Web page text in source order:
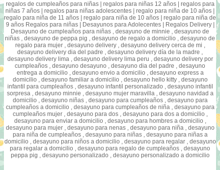
regalos de cumpleaños para niñas | regalos para niñas 12 años | regalos para
niñas 7 años | regalos para niñas adolescentes | regalo para niña de 10 años |
regalo para niña de 11 años | regalo para niña de 10 años | regalo para niña de
9 años Regalos para niñas | Desayunos para Adolecentes | Regalos Delivery |
Desayuno de cumpleaños para niñas , desayuno de minnie , desayuno de
niñas , desayuno de peppa pig , desayuno de regalo a domicilio , desayuno de
regalo para mujer , desayuno delivery , desayuno delivery cerca de mi ,
desayuno delivery dia del padre , desayuno delivery día de la madre ,
desayuno delivery lima , desayuno delivery lima peru , desayuno delivery por
cumpleaños , desayuno desayuno , desayuno dia del padre , desayuno
entrega a domicilio , desayuno envio a domicilio , desayuno express a
domicilio , desayuno familiar a domicilio , desayuno hello kitty , desayuno
infantil para cumpleaños , desayuno infantil personalizado , desayuno infantil
sorpresa , desayuno minnie , desayuno mujer maravilla , desayuno navidad a
domicilio , desayuno niñas , desayuno para cumpleaños , desayuno para
cumpleaños a domicilio , desayuno para cumpleaños de niña , desayuno para
cumpleaños mujer , desayuno para dos , desayuno para dos a domicilio ,
desayuno para enviar a domicilio , desayuno para hombres a domicilio ,
desayuno para mujer , desayuno para nenas , desayuno para niña , desayuno
para niña de cumpleaños , desayuno para niñas , desayuno para niñas a
domicilio , desayuno para niños a domicilio , desayuno para regalar , desayuno
para regalar a domicilio , desayuno para regalo de cumpleaños , desayuno
peppa pig , desayuno personalizado , desayuno personalizado a domicilio